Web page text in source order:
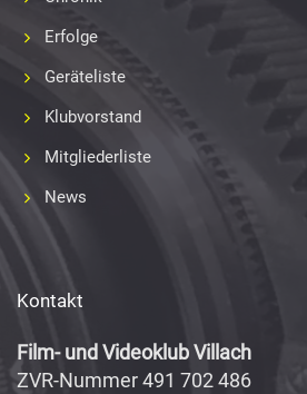
Erfolge
Geräteliste
Klubvorstand
Mitgliederliste
News
Kontakt
Film- und Videoklub Villach
ZVR-Nummer 491 702 486